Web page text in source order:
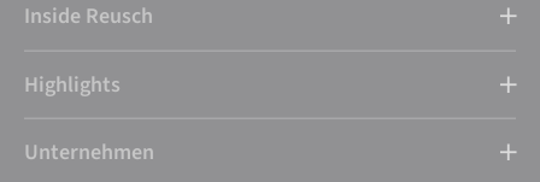
Inside Reusch
Highlights
Unternehmen